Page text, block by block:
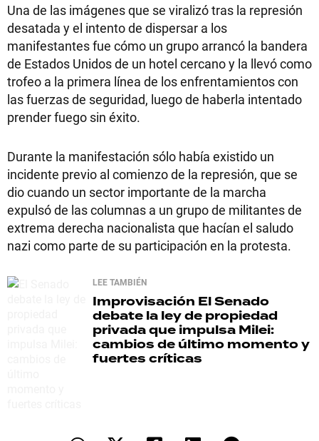
Una de las imágenes que se viralizó tras la represión
desatada y el intento de dispersar a los
manifestantes fue cómo un grupo arrancó la bandera
de Estados Unidos de un hotel cercano y la llevó como
trofeo a la primera línea de los enfrentamientos con
las fuerzas de seguridad, luego de haberla intentado
prender fuego sin éxito.
Durante la manifestación sólo había existido un
incidente previo al comienzo de la represión, que se
dio cuando un sector importante de la marcha
expulsó de las columnas a un grupo de militantes de
extrema derecha nacionalista que hacían el saludo
nazi como parte de su participación en la protesta.
LEE TAMBIÉN
Improvisación El Senado
debate la ley de propiedad
privada que impulsa Milei:
cambios de último momento y
fuertes críticas